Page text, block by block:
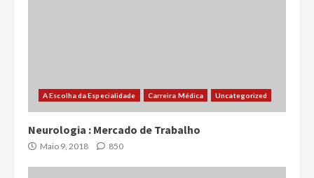
A Escolha da Especialidade Carreira Médica Uncategorized
Neurologia : Mercado de Trabalho
Maio 9, 2018 850